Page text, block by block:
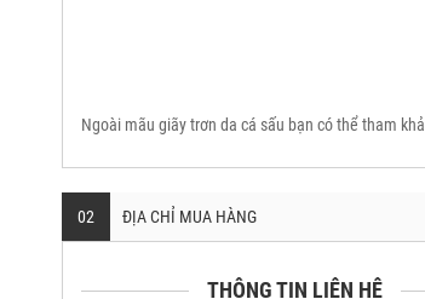
Ngoài mãu giãy trơn da cá sấu bạn có thể tham
02 ĐỊA CHỈ MUA HÀNG
THÔNG TIN LIÊN HỆ